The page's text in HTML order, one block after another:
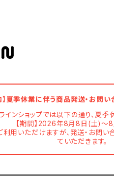
】夏季休業に伴う商品発送・お問
インショップでは以下の通り、夏季
【期間】2026年8月8日(土)～
用いただけますが、発送・お問
ていただきます。